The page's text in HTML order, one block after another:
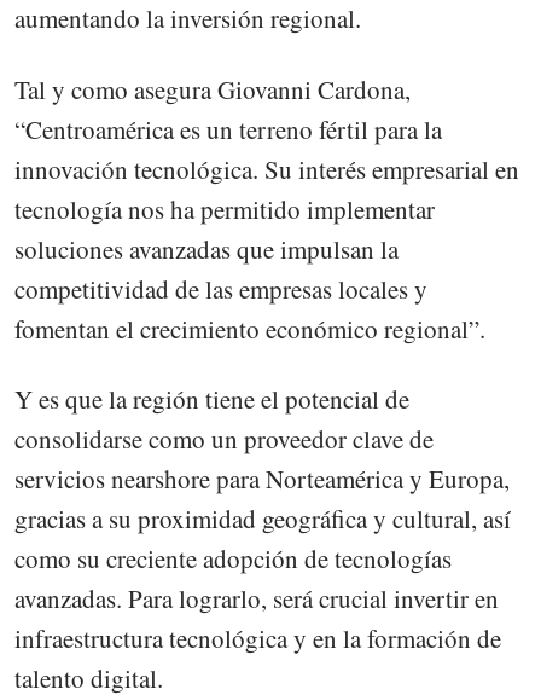
aumentando la inversión regional.
Tal y como asegura Giovanni Cardona,
“Centroamérica es un terreno fértil para la
innovación tecnológica. Su interés empresarial en
tecnología nos ha permitido implementar
soluciones avanzadas que impulsan la
competitividad de las empresas locales y
fomentan el crecimiento económico regional”.
Y es que la región tiene el potencial de
consolidarse como un proveedor clave de
servicios nearshore para Norteamérica y Europa,
gracias a su proximidad geográfica y cultural, así
como su creciente adopción de tecnologías
avanzadas. Para lograrlo, será crucial invertir en
infraestructura tecnológica y en la formación de
talento digital.